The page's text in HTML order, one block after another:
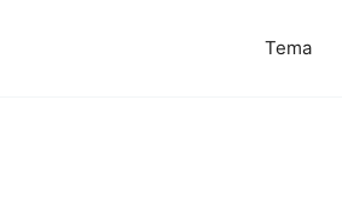
Tema